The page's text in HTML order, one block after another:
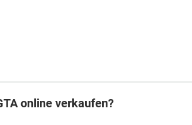
online verkaufen?